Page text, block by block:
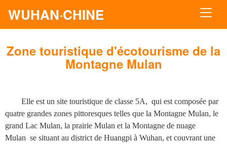
WUHAN·CHINE
Zone touristique d'écotourisme de la
Montagne Mulan
Elle est un site touristique de classe 5A, qui est composée par
quatre grandes zones pittoresques telles que la Montagne Mulan, le
grand Lac Mulan, la prairie Mulan et la Montagne de nuage
Mulan se situant au district de Huangpi à Wuhan, et couvrant une